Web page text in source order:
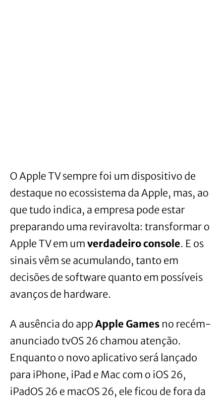
O Apple TV sempre foi um dispositivo de
destaque no ecossistema da Apple, mas, ao
que tudo indica, a empresa pode estar
preparando uma reviravolta: transformar o
Apple TV em um verdadeiro console. E os
sinais vêm se acumulando, tanto em
decisões de software quanto em possíveis
avanços de hardware.
A ausência do appApple Games no recém-
anunciado tvOS 26 chamou atenção.
Enquanto o novo aplicativo será lançado
para iPhone, iPad e Mac com o iOS 26,
iPadOS 26 e macOS 26, ele ficou de fora da